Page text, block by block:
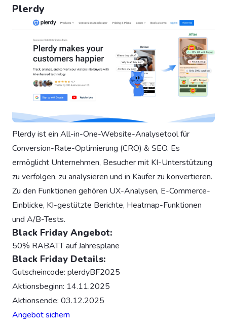
Plerdy
Plerdy ist ein All-in-One-Website-Analysetool für
Conversion-Rate-Optimierung (CRO) & SEO. Es
ermöglicht Unternehmen, Besucher mit KI-Unterstützung
zu verfolgen, zu analysieren und in Käufer zu konvertieren.
Zu den Funktionen gehören UX-Analysen, E-Commerce-
Einblicke, KI-gestützte Berichte, Heatmap-Funktionen
und A/B-Tests.
Black Friday Angebot:
50% RABATT auf Jahrespläne
Black Friday Details:
Gutscheincode: plerdyBF2025
Aktionsbeginn: 14.11.2025
Aktionsende: 03.12.2025
Angebot sichern